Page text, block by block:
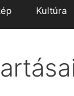
Kultúra